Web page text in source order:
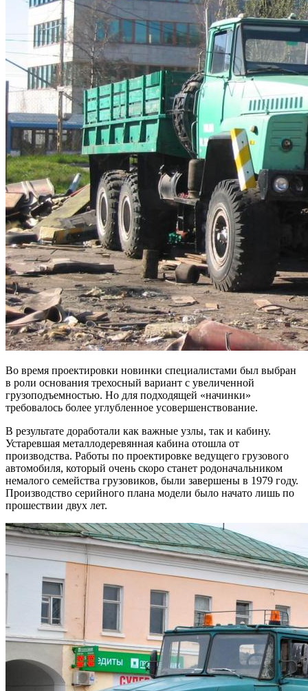
Во время проектировки новинки специалистами был выбран
в роли основания трехосный вариант с увеличенной
грузоподъемностью. Но для подходящей «начинки»
требовалось более углубленное усовершенствование.
В результате доработали как важные узлы, так и кабину.
Устаревшая металлодеревянная кабина отошла от
производства. Работы по проектировке ведущего грузового
автомобиля, который очень скоро станет родоначальником
немалого семейства грузовиков, были завершены в 1979 году.
Производство серийного плана модели было начато лишь по
прошествии двух лет.